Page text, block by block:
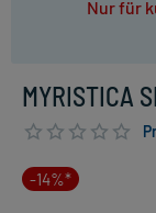
Nur für
MYRISTICA
-14%*